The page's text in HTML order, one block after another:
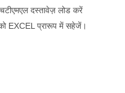
दस्तावेज़ लोड करें
EXCEL प्रारूप में सहेजें।